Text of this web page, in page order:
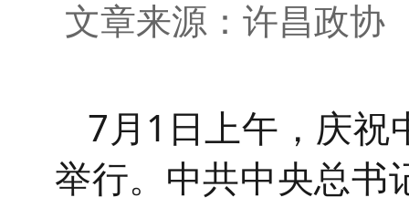
文章来源：许昌政
7月1日上午，庆祝
举行。中共中央总书